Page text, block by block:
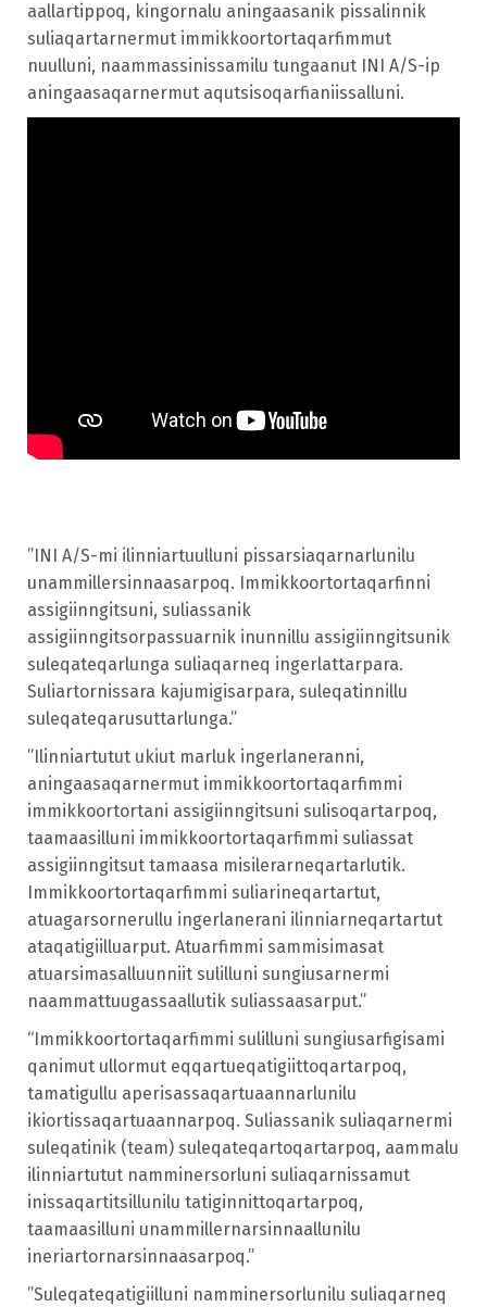
aallartippoq, kingornalu aningaasanik pissalinnik
suliaqartarnermut immikkoortortaqarfimmut
nuulluni, naammassinissamilu tungaanut INI A/S-ip
aningaasaqarnermut aqutsisoqarfianiissalluni.
”INI A/S-mi ilinniartuulluni pissarsiaqarnarlunilu
unammillersinnaasarpoq. Immikkoortortaqarfinni
assigiinngitsuni, suliassanik
assigiinngitsorpassuarnik inunnillu assigiinngitsunik
suleqateqarlunga suliaqarneq ingerlattarpara.
Suliartornissara kajumigisarpara, suleqatinnillu
suleqateqarusuttarlunga.”
”Ilinniartutut ukiut marluk ingerlaneranni,
aningaasaqarnermut immikkoortortaqarfimmi
immikkoortortani assigiinngitsuni sulisoqartarpoq,
taamaasilluni immikkoortortaqarfimmi suliassat
assigiinngitsut tamaasa misilerarneqartarlutik.
Immikkoortortaqarfimmi suliarineqartartut,
atuagarsornerullu ingerlanerani ilinniarneqartartut
ataqatigiilluarput. Atuarfimmi sammisimasat
atuarsimasalluunniit sulilluni sungiusarnermi
naammattuugassaallutik suliassaasarput.”
“Immikkoortortaqarfimmi sulilluni sungiusarfigisami
qanimut ullormut eqqartueqatigiittoqartarpoq,
tamatigullu aperisassaqartuaannarlunilu
ikiortissaqartuaannarpoq. Suliassanik suliaqarnermi
suleqatinik (team) suleqateqartoqartarpoq, aammalu
ilinniartutut namminersorluni suliaqarnissamut
inissaqartitsillunilu tatiginnittoqartarpoq,
taamaasilluni unammillernarsinnaallunilu
ineriartornarsinnaasarpoq.”
”Suleqateqatigiilluni namminersorlunilu suliaqarneq